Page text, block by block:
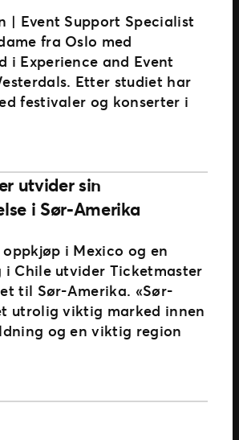
| Event Support Specialist
fra Oslo med
i Experience and Event
Etter studiet har
festivaler og konserter i
utvider sin
i Sør-Amerika
i Mexico og en
Chile utvider Ticketmaster
til Sør-Amerika. «Sør-
utrolig viktig marked innen
og en viktig region